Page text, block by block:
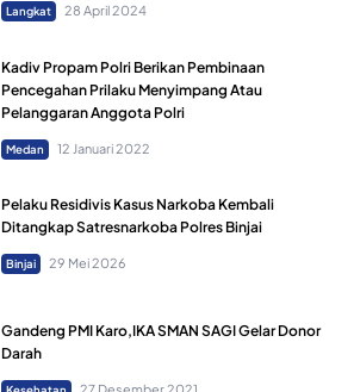
Langkat 28 April 2024
Kadiv Propam Polri Berikan Pembinaan
Pencegahan Prilaku Menyimpang Atau
Pelanggaran Anggota Polri
Medan 12 Januari 2022
Pelaku Residivis Kasus Narkoba Kembali
Ditangkap Satresnarkoba Polres Binjai
Binjai 29 Mei 2026
Gandeng PMI Karo,IKA SMAN SAGI Gelar Donor
Darah
27 Desember 2021